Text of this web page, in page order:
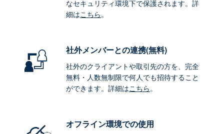
なセキュリティ環境下で保護されます。詳
細はこちら。
社外メンバーとの連携(無料)
社外のクライアントや取引先の方を、完全
無料・人数無制限で何人でも招待すること
ができます。詳細はこちら。
オフライン環境での使用